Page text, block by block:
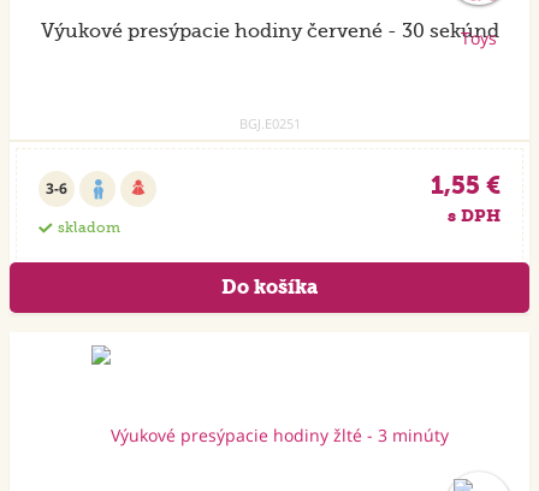
Výukové presýpacie hodiny červené - 30 sekúnd
BGJ.E0251
3-6
skladom
1,55 €
s DPH